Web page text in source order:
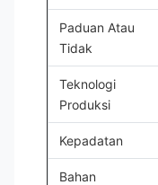
Paduan Atau
Tidak
Teknologi
Produksi
Kepadatan
Bahan